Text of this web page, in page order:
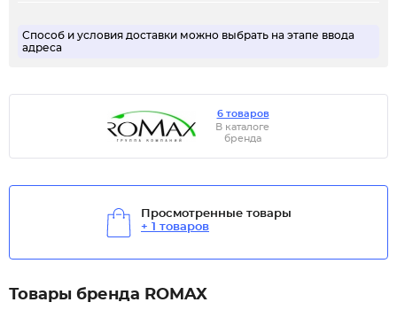
Способ и условия доставки можно выбрать на этапе ввода
адреса
6 товаров
В каталоге
бренда
Просмотренные товары
+ 1 товаров
Товары бренда ROMAX